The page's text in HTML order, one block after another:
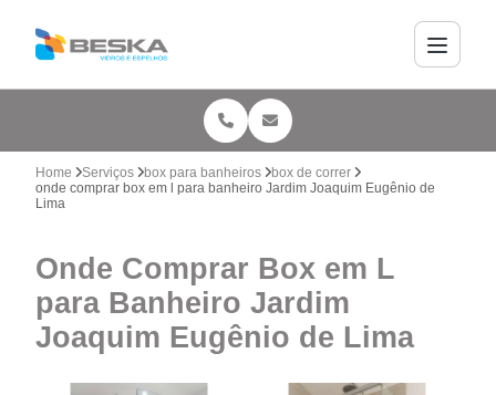
Home Serviços box para banheiros
box de correr
onde comprar box em l para banheiro Jardim Joaquim Eugênio de
Lima
Onde Comprar Box em L
para Banheiro Jardim
Joaquim Eugênio de Lima